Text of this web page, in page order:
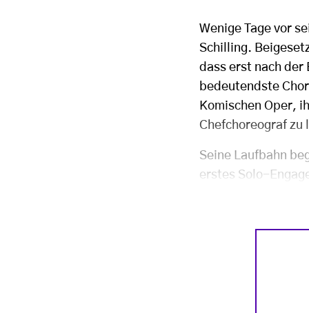
Wenige Tage vor
Schilling.
dass erst nach der
bedeutendste
Komischen Oper,
Chefchoreograf zu
Seine Laufbahn
erstes Solo-